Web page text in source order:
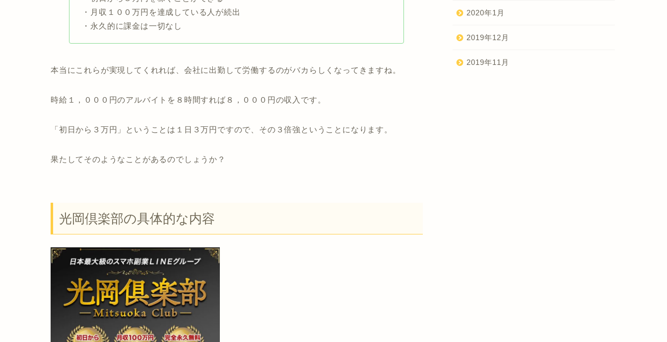
・月収１００万円を達成している人が続出
・永久的に課金は一切なし
本当にこれらが実現してくれれば、会社に出勤して労働するのがバカらしくなってきますね。
時給１，０００円のアルバイトを８時間すれば８，０００円の収入です。
「初日から３万円」ということは１日３万円ですので、その３倍強ということになります。
果たしてそのようなことがあるのでしょうか？
光岡倶楽部の具体的な内容
2020年1月
2019年12月
2019年11月